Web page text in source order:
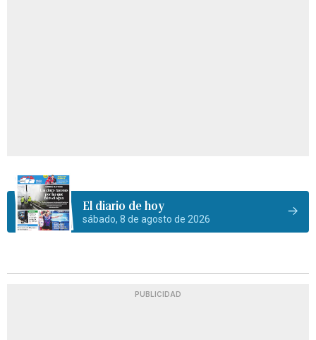
El diario de hoy
sábado, 8 de agosto de 2026
PUBLICIDAD